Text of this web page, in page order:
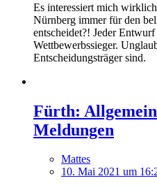
Es interessiert mich
Nürnberg immer für den
entscheidet?! Jeder
Wettbewerbssieger.
Entscheidungsträger sind.
Fürth:
Meldungen
Mattes
10. Mai 2021 um